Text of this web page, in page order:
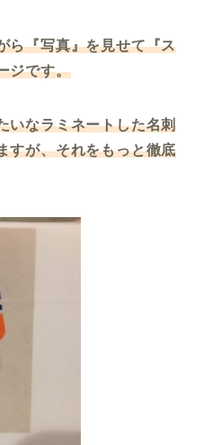
ら『写真』を見せて『ス
ジです。
いなラミネートした名刺
すが、それをもっと徹底